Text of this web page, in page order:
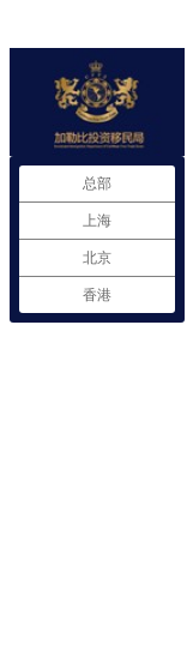
总部
上海
北京
香港